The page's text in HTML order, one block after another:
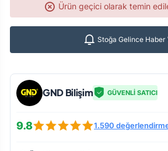
Ürün geçici olarak temin
Stoğa Gelince Haber
GND Bilişim GÜVENLİ SATICI
9.8 1.590